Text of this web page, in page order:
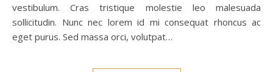
vestibulum. Cras tristique molestie leo malesuada
sollicitudin. Nunc nec lorem id mi consequat rhoncus ac
eget purus. Sed massa orci, volutpat…